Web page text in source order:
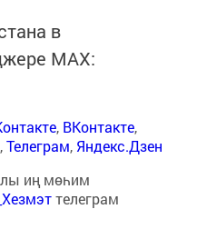
в
MАХ:
, ВКонтакте,
,Телеграм, Яндекс.Дзен
иң мөһим
телеграм